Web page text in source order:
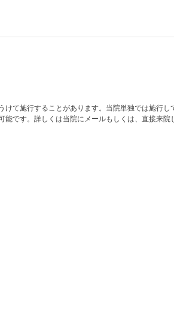
けて施行することがあります。当院単独では施行
です。詳しくは当院にメールもしくは、直接来院